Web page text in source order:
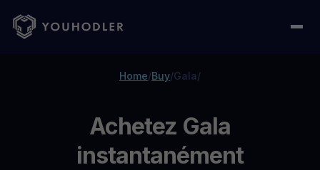
Home/Buy/Gala/
Achetez Gala
instantanément